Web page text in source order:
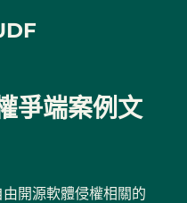
爭端案例文
開源軟體侵權相關的